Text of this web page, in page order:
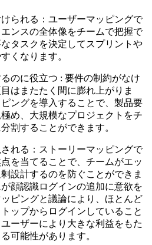
られる：ユーザーマッピングで
ンスの全体像をチームで把握で
タスクを決定してスプリントや
くなります。
のに役立つ : 要件の制約がなけ
はまたたく間に膨れ上がりま
ングを導入することで、製品要
め、大規模なプロジェクトをチ
割することができます。
れる：ストーリーマッピングで
を当てることで、チームがエッ
設計するのを防ぐことができま
顔認識ログインの追加に意欲を
ピングと議論により、ほとんど
ップからログインしていること
ーザーにより大きな利益をもた
可能性があります。